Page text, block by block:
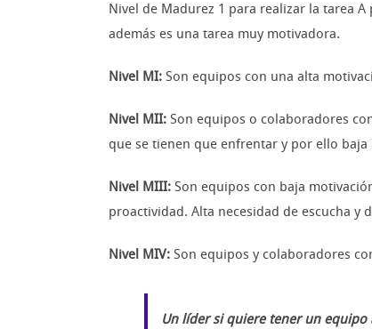
Nivel de Madurez 1 para realizar la tarea
además es una tarea muy motivadora.
Nivel MI: Son equipos con una alta
Nivel MII: Son equipos o colaboradores
que se tienen que enfrentar y por ello
Nivel MIII: Son equipos con baja
proactividad. Alta necesidad de escucha y
Nivel MIV: Son equipos y colaboradores
Un líder si quiere tener un